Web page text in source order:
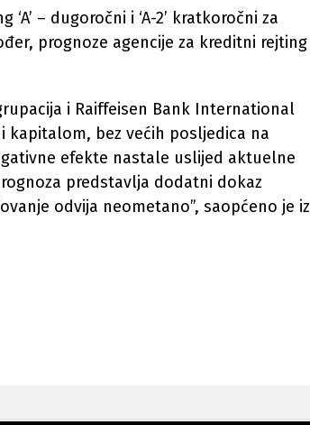
– dugoročni i ‘A-2’ kratkoročni za
prognoze agencije za kreditni rejting
i Raiffeisen Bank International
kapitalom, bez većih posljedica na
efekte nastale uslijed aktuelne
predstavlja dodatni dokaz
odvija neometano”, saopćeno je iz